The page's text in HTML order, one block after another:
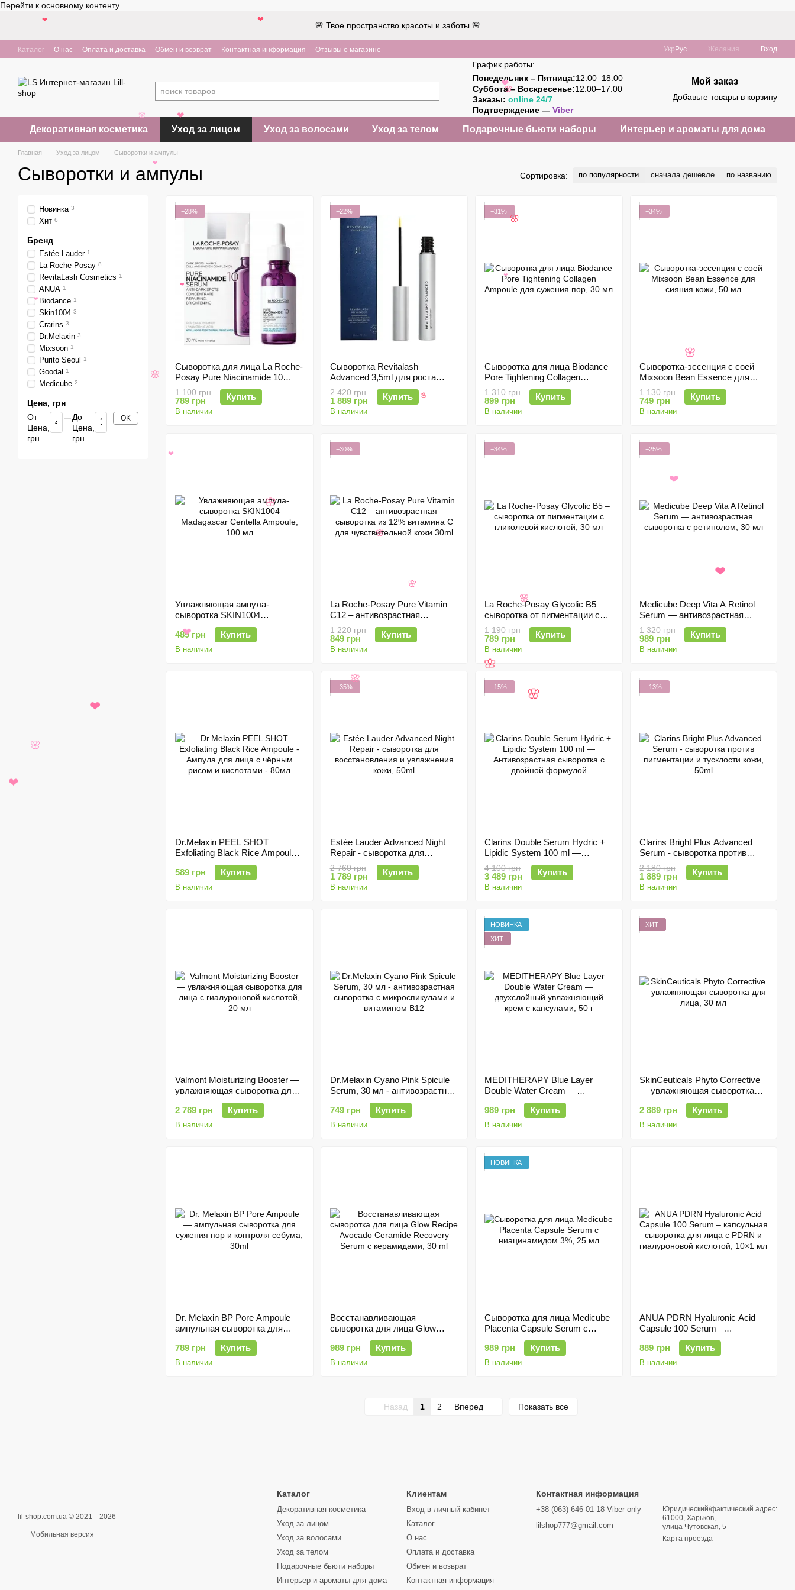
Перейти к основному контенту
🌸 Твое пространство красоты и заботы 🌸
Каталог О нас Оплата и доставка Обмен и возврат Контактная информация Отзывы о магазине Укр Рус Желания Вход
График работы:
Понедельник – Пятница:12:00–18:00
Суббота – Воскресенье:12:00–17:00
Заказы: online 24/7
Подтверждение — Viber
Мой заказ
Добавьте товары в корзину
Декоративная косметика Уход за лицом Уход за волосами Уход за телом Подарочные бьюти наборы Интерьер и ароматы для дома
Главная Уход за лицом Сыворотки и ампулы
Сыворотки и ампулы Сортировка: по популярности сначала дешевле по названию
−28%
Сыворотка для лица La Roche-
Posay Pure Niacinamide 10
Serum
1 100 грн
789 грн Купить
В наличии
−22%
Cыворотка Revitalash
Advanced 3,5ml для роста
ресниц
2 420 грн
1 889 грн Купить
В наличии
−31%
Сыворотка для лица Biodance
Pore Tightening Collagen
Ampoule для сужения пор, 30
мл
1 310 грн
899 грн Купить
В наличии
−34%
Сыворотка-эссенция с соей
Mixsoon Bean Essence для
сияния кожи, 50 мл
1 130 грн
749 грн Купить
В наличии
Увлажняющая ампула-
сыворотка SKIN1004
Madagascar Centella Ampoule,
100 мл
489 грн Купить
В наличии
−30%
La Roche-Posay Pure Vitamin
C12 – антивозрастная
сыворотка из 12% витамина C
для чувствительной кожи 30ml
1 220 грн
849 грн Купить
В наличии
−34%
La Roche-Posay Glycolic B5 –
сыворотка от пигментации с
гликолевой кислотой, 30 мл
1 190 грн
789 грн Купить
В наличии
−25%
Medicube Deep Vita A Retinol
Serum — антивозрастная
сыворотка с ретинолом, 30 мл
1 320 грн
989 грн Купить
В наличии
Dr.Melaxin PEEL SHOT
Exfoliating Black Rice Ampoule -
Ампула для лица с чёрным
рисом и кислотами - 80мл
589 грн Купить
В наличии
−35%
Estée Lauder Advanced Night
Repair - сыворотка для
восстановления и увлажнения
кожи, 50ml
2 760 грн
1 789 грн Купить
В наличии
−15%
Clarins Double Serum Hydric +
Lipidic System 100 ml —
Антивозрастная сыворотка с
двойной формулой
4 100 грн
3 489 грн Купить
В наличии
−13%
Clarins Bright Plus Advanced
Serum - сыворотка против
пигментации и тусклости кожи,
50ml
2 180 грн
1 889 грн Купить
В наличии
Valmont Moisturizing Booster —
увлажняющая сыворотка для
лица с гиалуроновой кислотой,
20 мл
2 789 грн Купить
В наличии
Dr.Melaxin Cyano Pink Spicule
Serum, 30 мл - антивозрастная
сыворотка с микроспикулами и
витамином B12
749 грн Купить
В наличии
НОВИНКА
ХИТ
MEDITHERAPY Blue Layer
Double Water Cream —
двухслойный увлажняющий
крем с капсулами, 50 г
989 грн Купить
В наличии
ХИТ
SkinCeuticals Phyto Corrective
— увлажняющая сыворотка
для лица, 30 мл
2 889 грн
Купить
В наличии
Dr. Melaxin BP Pore Ampoule —
ампульная сыворотка для
сужения пор и контроля
себума, 30ml
789 грн Купить
В наличии
Восстанавливающая
сыворотка для лица Glow
Recipe Avocado Ceramide
Recovery Serum с керамидами,
30 ml
989 грн Купить
В наличии
НОВИНКА
Сыворотка для лица Medicube
Placenta Capsule Serum с
ниацинамидом 3%, 25 мл
989 грн
Купить
В наличии
ANUA PDRN Hyaluronic Acid
Capsule 100 Serum –
капсульная сыворотка для
лица с PDRN и гиалуроновой
кислотой, 10×1 мл
889 грн Купить
В наличии
Назад 1 2 Вперед Показать все
Новинка 3
Хит 6
Бренд
Estée Lauder 1
La Roche-Posay 8
RevitaLash Cosmetics 1
ANUA 1
Biodance 1
Skin1004 3
Crarins 3
Dr.Melaxin 3
Mixsoon 1
Purito Seoul 1
Goodal 1
Medicube 2
Цена, грн
От
Цена,
грн
До
Цена,
грн
OK
lil-shop.com.ua © 2021—2026
Мобильная версия
Каталог
Декоративная косметика
Уход за лицом
Уход за волосами
Уход за телом
Подарочные бьюти наборы
Интерьер и ароматы для дома
Клиентам
Вход в личный кабинет
Каталог
О нас
Оплата и доставка
Обмен и возврат
Контактная информация
Контактная информация
+38 (063) 646-01-18 Viber only
lilshop777@gmail.com
Юридический/фактический адрес:
61000, Харьков,
улица Чутовская, 5
Карта проезда
🌸
🌸
❤
🌸
❤
🌸
🌸
❤
🌸
🌸
❤